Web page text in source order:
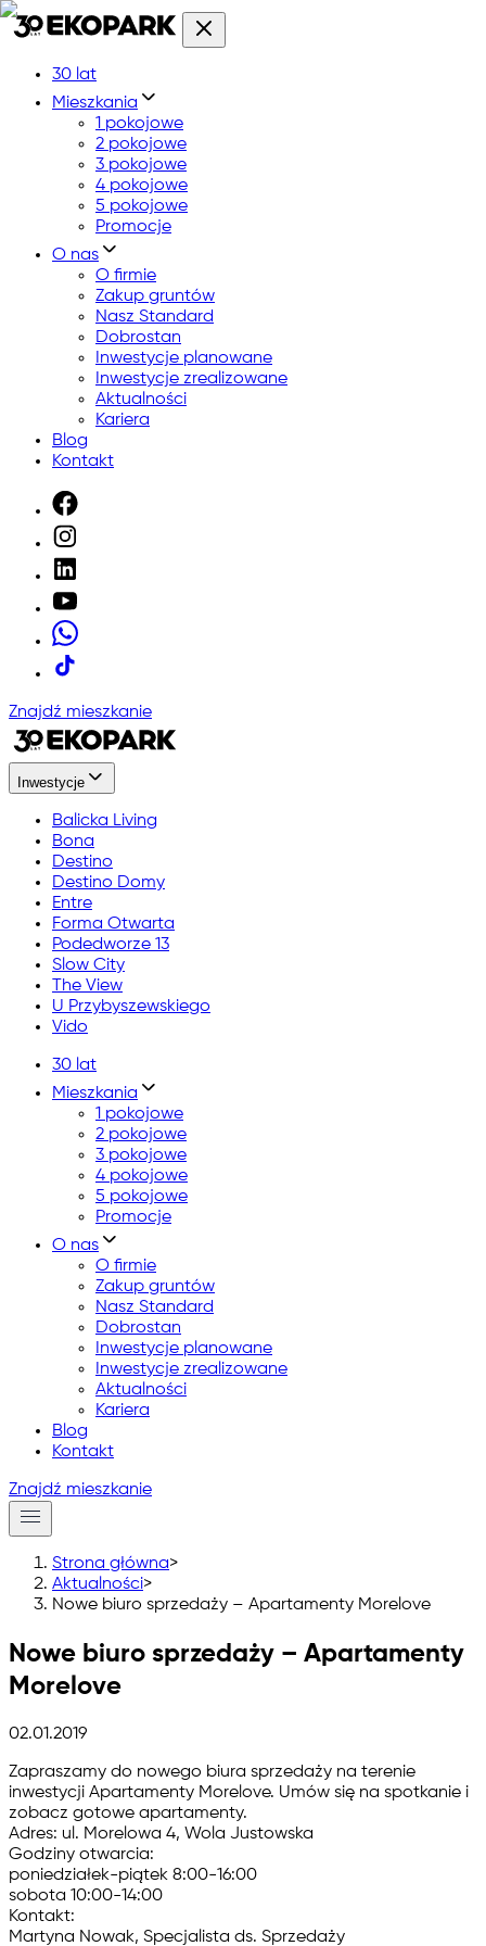
30 lat
Mieszkania
1 pokojowe
2 pokojowe
3 pokojowe
4 pokojowe
5 pokojowe
Promocje
O nas
O firmie
Zakup gruntów
Nasz Standard
Dobrostan
Inwestycje planowane
Inwestycje zrealizowane
Aktualności
Kariera
Blog
Kontakt
Znajdź mieszkanie
Inwestycje
Balicka Living
Bona
Destino
Destino Domy
Entre
Forma Otwarta
Podedworze 13
Slow City
The View
U Przybyszewskiego
Vido
30 lat
Mieszkania
1 pokojowe
2 pokojowe
3 pokojowe
4 pokojowe
5 pokojowe
Promocje
O nas
O firmie
Zakup gruntów
Nasz Standard
Dobrostan
Inwestycje planowane
Inwestycje zrealizowane
Aktualności
Kariera
Blog
Kontakt
Znajdź mieszkanie
Strona główna>
Aktualności>
Nowe biuro sprzedaży – Apartamenty Morelove
Nowe biuro sprzedaży – Apartamenty
Morelove
02.01.2019
Zapraszamy do nowego biura sprzedaży na terenie
inwestycji Apartamenty Morelove. Umów się na spotkanie i
zobacz gotowe apartamenty.
Adres: ul. Morelowa 4, Wola Justowska
Godziny otwarcia:
poniedziałek-piątek 8:00-16:00
sobota 10:00-14:00
Kontakt:
Martyna Nowak, Specjalista ds. Sprzedaży